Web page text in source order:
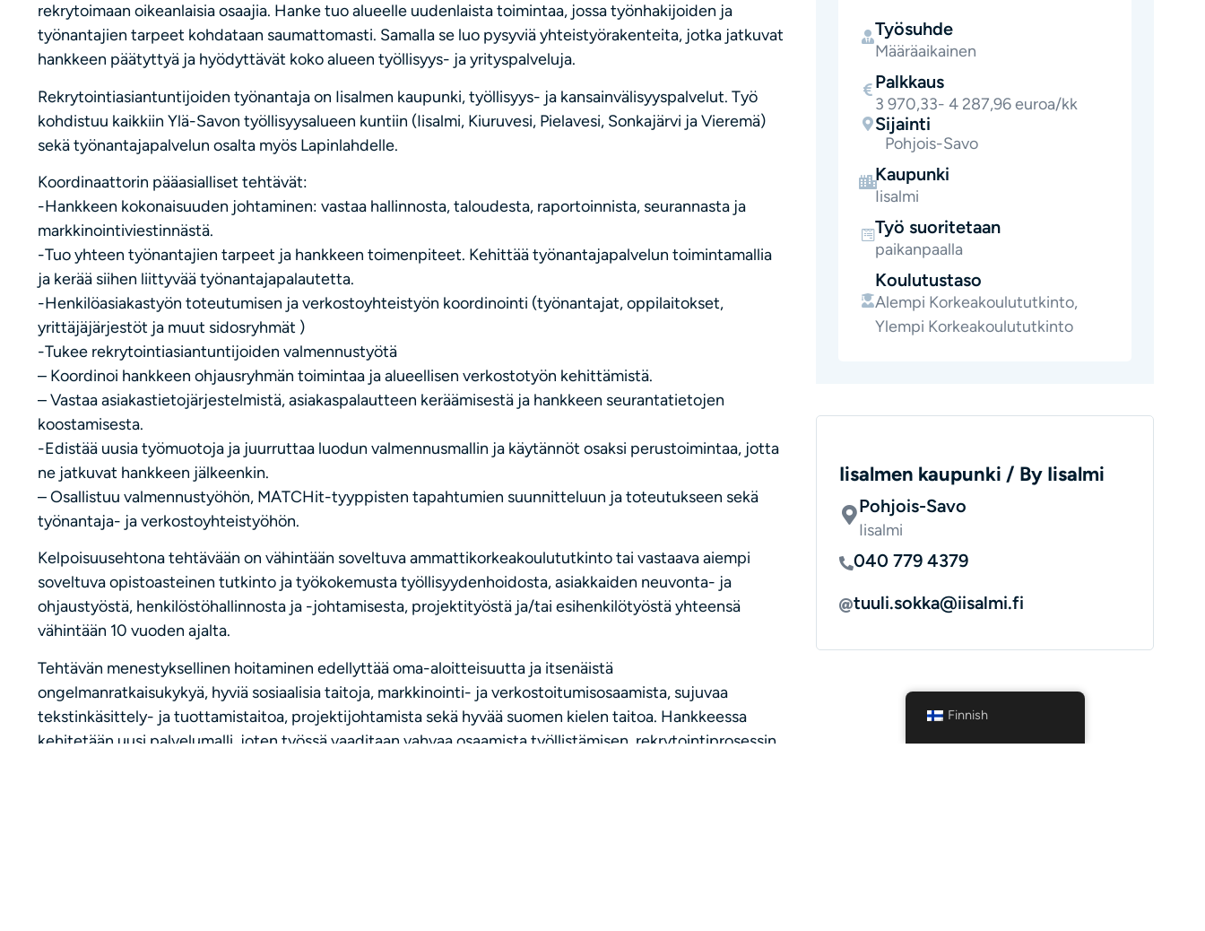
rekrytoimaan oikeanlaisia osaajia. Hanke tuo alueelle uudenlaista toimintaa, jossa työnhakijoiden ja
työnantajien tarpeet kohdataan saumattomasti. Samalla se luo pysyviä yhteistyörakenteita, jotka jatkuvat
hankkeen päätyttyä ja hyödyttävät koko alueen työllisyys- ja yrityspalveluja.
Rekrytointiasiantuntijoiden työnantaja on Iisalmen kaupunki, työllisyys- ja kansainvälisyyspalvelut. Työ
kohdistuu kaikkiin Ylä-Savon työllisyysalueen kuntiin (Iisalmi, Kiuruvesi, Pielavesi, Sonkajärvi ja Vieremä)
sekä työnantajapalvelun osalta myös Lapinlahdelle.
Koordinaattorin pääasialliset tehtävät:
-Hankkeen kokonaisuuden johtaminen: vastaa hallinnosta, taloudesta, raportoinnista, seurannasta ja
markkinointiviestinnästä.
-Tuo yhteen työnantajien tarpeet ja hankkeen toimenpiteet. Kehittää työnantajapalvelun toimintamallia
ja kerää siihen liittyvää työnantajapalautetta.
-Henkilöasiakastyön toteutumisen ja verkostoyhteistyön koordinointi (työnantajat, oppilaitokset,
yrittäjäjärjestöt ja muut sidosryhmät )
-Tukee rekrytointiasiantuntijoiden valmennustyötä
– Koordinoi hankkeen ohjausryhmän toimintaa ja alueellisen verkostotyön kehittämistä.
– Vastaa asiakastietojärjestelmistä, asiakaspalautteen keräämisestä ja hankkeen seurantatietojen
koostamisesta.
-Edistää uusia työmuotoja ja juurruttaa luodun valmennusmallin ja käytännöt osaksi perustoimintaa, jotta
ne jatkuvat hankkeen jälkeenkin.
– Osallistuu valmennustyöhön, MATCHit-tyyppisten tapahtumien suunnitteluun ja toteutukseen sekä
työnantaja- ja verkostoyhteistyöhön.
Kelpoisuusehtona tehtävään on vähintään soveltuva ammattikorkeakoulututkinto tai vastaava aiempi
soveltuva opistoasteinen tutkinto ja työkokemusta työllisyydenhoidosta, asiakkaiden neuvonta- ja
ohjaustyöstä, henkilöstöhallinnosta ja -johtamisesta, projektityöstä ja/tai esihenkilötyöstä yhteensä
vähintään 10 vuoden ajalta.
Tehtävän menestyksellinen hoitaminen edellyttää oma-aloitteisuutta ja itsenäistä
ongelmanratkaisukykyä, hyviä sosiaalisia taitoja, markkinointi- ja verkostoitumisosaamista, sujuvaa
tekstinkäsittely- ja tuottamistaitoa, projektijohtamista sekä hyvää suomen kielen taitoa. Hankkeessa
kehitetään uusi palvelumalli, joten työssä vaaditaan vahvaa osaamista työllistämisen, rekrytointiprosessin
Työsuhde
Määräaikainen
Palkkaus
3 970,33- 4 287,96 euroa/kk
Sijainti
Pohjois-Savo
Kaupunki
Iisalmi
Työ suoritetaan
paikanpaalla
Koulutustaso
Alempi Korkeakoulututkinto,
Ylempi Korkeakoulututkinto
Iisalmen kaupunki / By Iisalmi
Pohjois-Savo
Iisalmi
040 779 4379
tuuli.sokka@iisalmi.fi
Finnish